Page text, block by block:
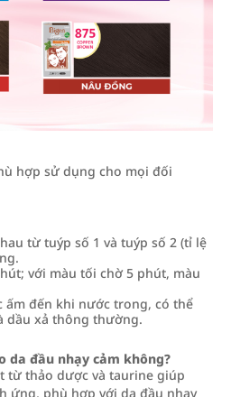
hợp sử dụng cho mọi đối
từ tuýp số 1 và tuýp số 2 (tỉ lệ
với màu tối chờ 5 phút, màu
ấm đến khi nước trong, có thể
dầu xả thông thường.
da đầu nhạy cảm không?
từ thảo dược và taurine giúp
ứng, phù hợp với da đầu nhạy